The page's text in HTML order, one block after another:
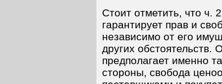
Стоит отметить, что ч.
гарантирует прав и
независимо от его
других обстоятельств.
предполагает именно
стороны, свобода